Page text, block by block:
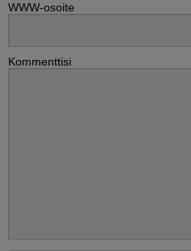
WWW-osoite
Kommenttisi